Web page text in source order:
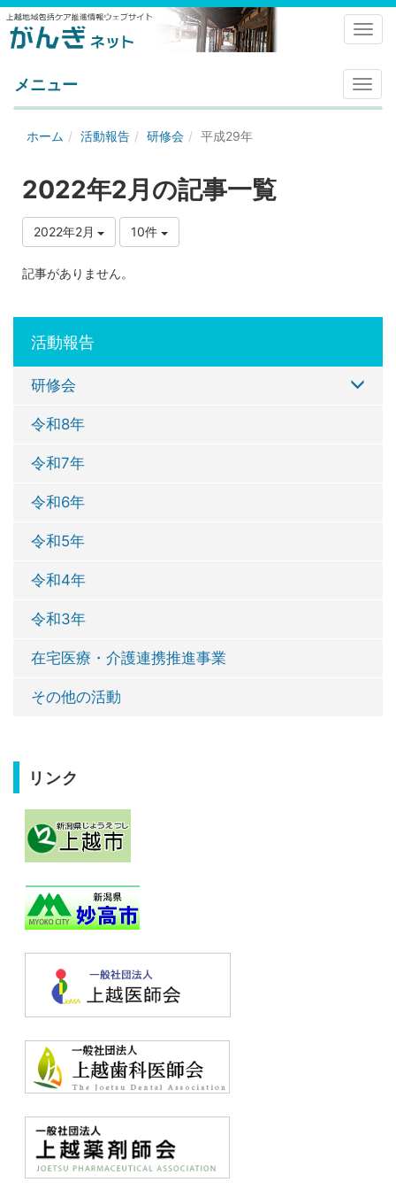
メ
ニ
メニュー
ホーム 活動報告 研修会 平成29年
2022年2月の記事一覧
2022年2月 10件
記事がありません。
活動報告
研修会
令和8年
令和7年
令和6年
令和5年
令和4年
令和3年
在宅医療・介護連携推進事業
その他の活動
リンク